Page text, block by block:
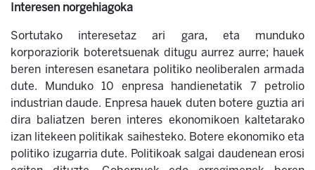
Interesen norgehiagoka
Sortutako interesetaz ari gara, eta munduko
korporaziorik boteretsuenak ditugu aurrez aurre; hauek
beren interesen esanetara politiko neoliberalen armada
dute. Munduko 10 enpresa handienetatik 7 petrolio
industrian daude. Enpresa hauek duten botere guztia ari
dira baliatzen beren interes ekonomikoen kaltetarako
izan litekeen politikak saihesteko. Botere ekonomiko eta
politiko izugarria dute. Politikoak salgai daudenean erosi